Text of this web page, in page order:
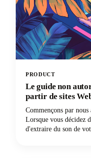
PRODUCT
Le guide non
partir de sites
Commençons par nous
Lorsque vous décidez
d'extraire du son de